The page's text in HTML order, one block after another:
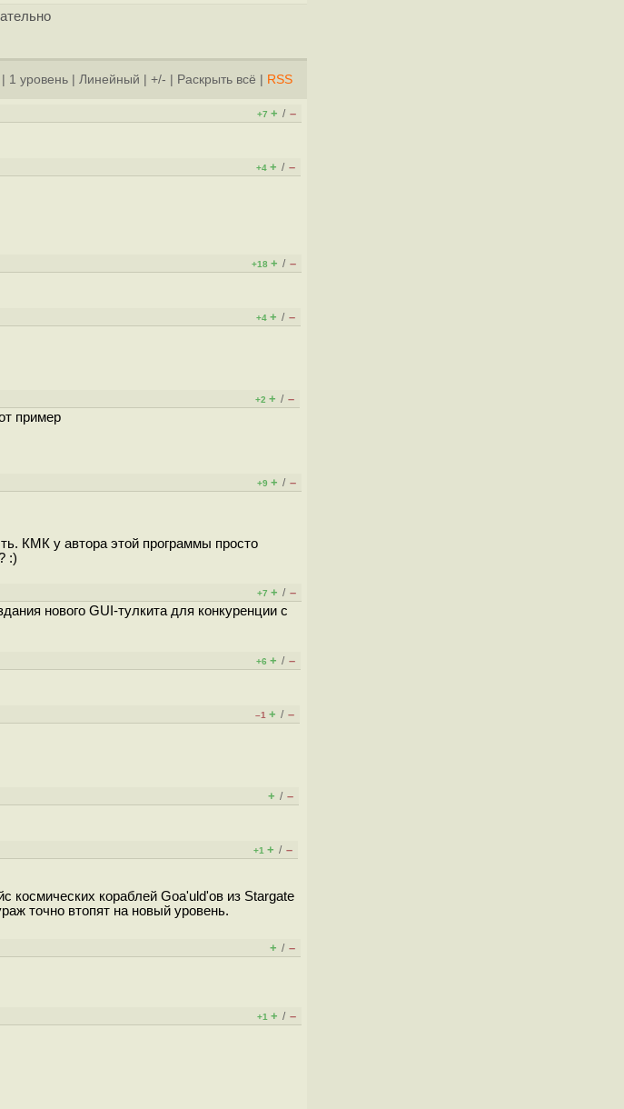
1 уровень Линейный +/- Раскрыть всё RSS
+7 + / –
+4 + / –
+18 + / –
+4 + / –
+2 + / –
пример
+9 + / –
КМК у автора этой программы просто
:)
+7 + / –
нового GUI-тулкита для конкуренции с
+6 + / –
–1 + / –
+ / –
+1 + / –
космических кораблей Goa'uld'ов из Stargate
точно втопят на новый уровень.
+ / –
+1 + / –